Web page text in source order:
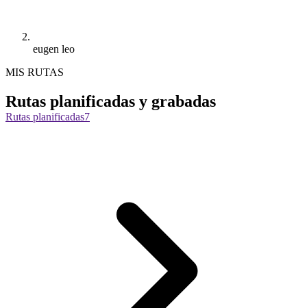
eugen leo
MIS RUTAS
Rutas planificadas y grabadas
Rutas planificadas7